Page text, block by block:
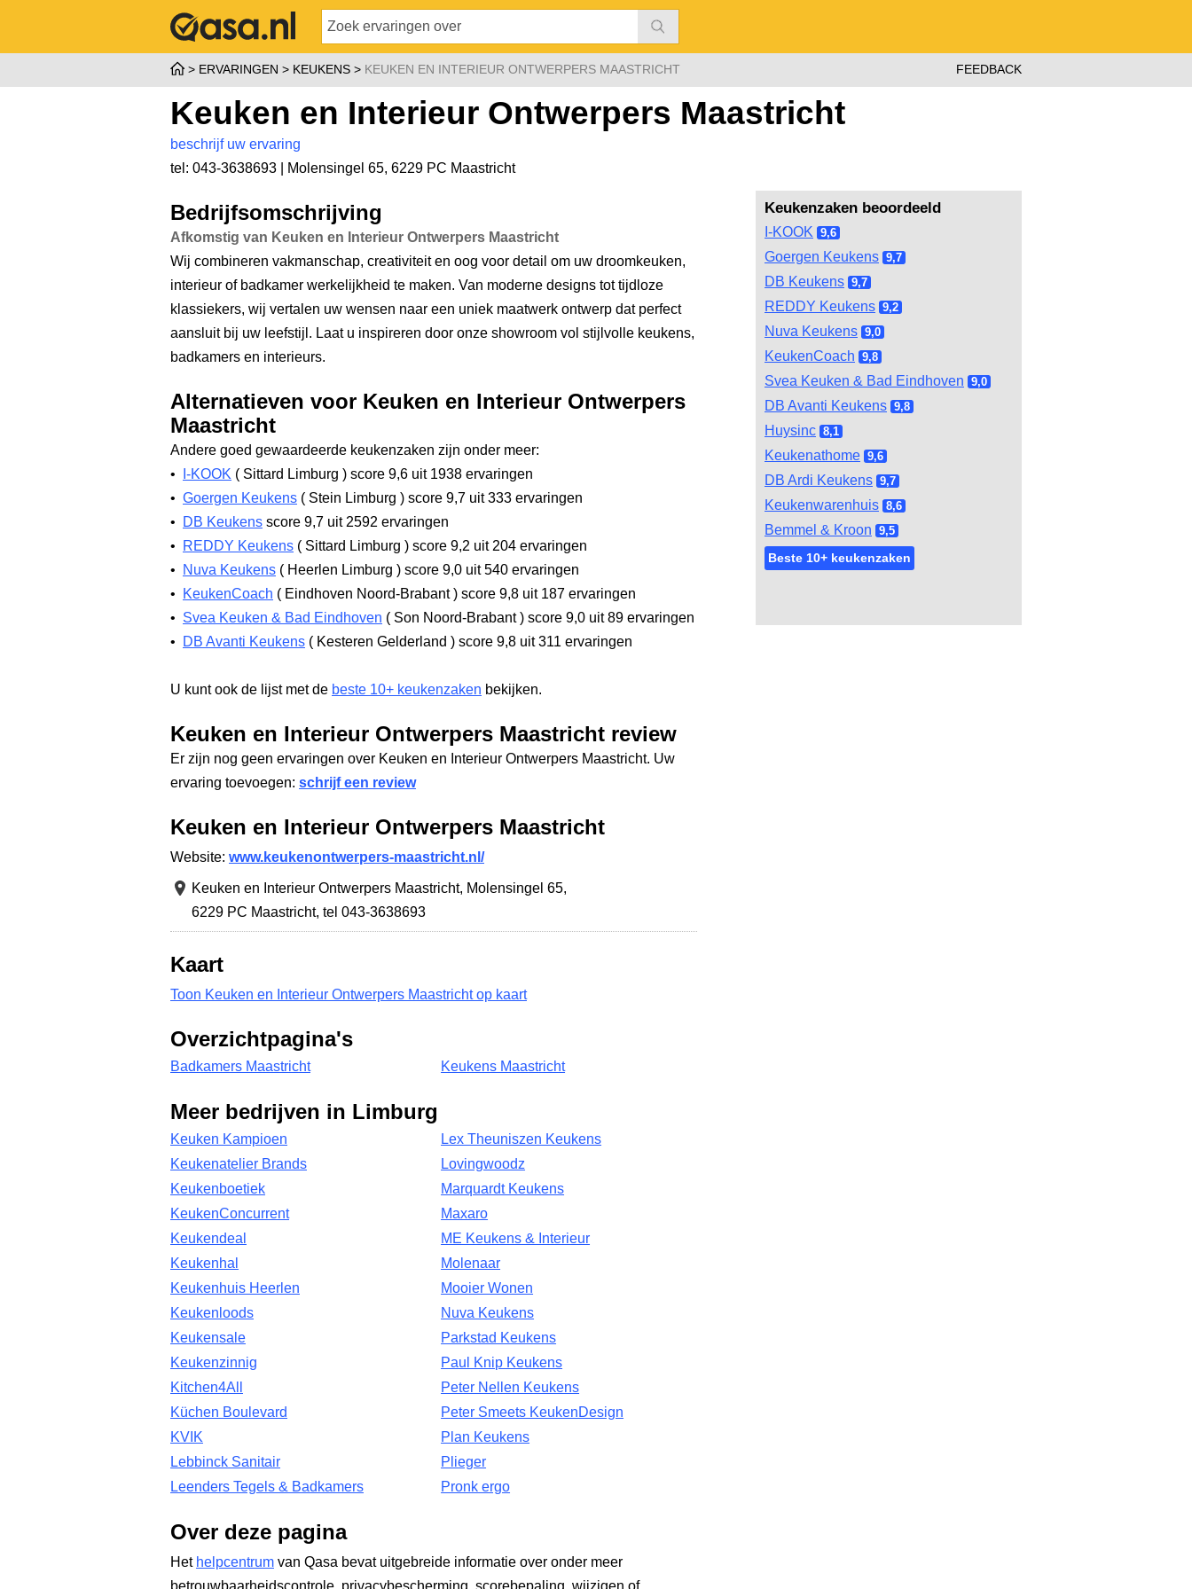
ERVARINGEN KEUKENS KEUKEN EN INTERIEUR ONTWERPERS MAASTRICHT FEEDBACK
Keuken en Interieur Ontwerpers Maastricht
beschrijf uw ervaring
tel: 043-3638693 |
Molensingel 65, 6229 PC Maastricht
Keukenzaken beoordeeld
I-KOOK 9,6
Goergen Keukens 9,7
DB Keukens 9,7
REDDY Keukens 9,2
Nuva Keukens 9,0
KeukenCoach 9,8
Svea Keuken & Bad Eindhoven 9,0
DB Avanti Keukens 9,8
Huysinc 8,1
Keukenathome 9,6
DB Ardi Keukens 9,7
Keukenwarenhuis 8,6
Bemmel & Kroon 9,5
Beste 10+ keukenzaken
Bedrijfsomschrijving
Afkomstig van Keuken en Interieur Ontwerpers Maastricht
Wij combineren vakmanschap, creativiteit en oog voor detail om uw droomkeuken,
interieur of badkamer werkelijkheid te maken. Van moderne designs tot tijdloze
klassiekers, wij vertalen uw wensen naar een uniek maatwerk ontwerp dat perfect
aansluit bij uw leefstijl. Laat u inspireren door onze showroom vol stijlvolle keukens,
badkamers en interieurs.
Alternatieven voor Keuken en Interieur Ontwerpers
Maastricht
Andere goed gewaardeerde keukenzaken zijn onder meer:
•
I-KOOK ( Sittard Limburg ) score 9,6 uit 1938 ervaringen
• Goergen Keukens ( Stein Limburg ) score 9,7 uit 333 ervaringen
•
DB Keukens score 9,7 uit 2592 ervaringen
•
REDDY Keukens ( Sittard Limburg ) score 9,2 uit 204 ervaringen
•
Nuva Keukens ( Heerlen Limburg ) score 9,0 uit 540 ervaringen
•
KeukenCoach ( Eindhoven Noord-Brabant) score 9,8 uit 187 ervaringen
• Svea Keuken & Bad Eindhoven ( Son Noord-Brabant) score 9,0 uit 89 ervaringen
•
DB Avanti Keukens ( Kesteren Gelderland ) score 9,8 uit 311 ervaringen
U kunt ook de lijst met de beste 10+ keukenzaken bekijken.
Keuken en Interieur Ontwerpers Maastricht review
Er zijn nog geen ervaringen over Keuken en Interieur Ontwerpers Maastricht. Uw
ervaring toevoegen: schrijf een review
Keuken en Interieur Ontwerpers Maastricht
Website: www.keukenontwerpers-maastricht.nl/
Keuken en Interieur Ontwerpers Maastricht, Molensingel 65,
6229 PC Maastricht, tel 043-3638693
Kaart
Toon Keuken en Interieur Ontwerpers Maastricht op kaart
Overzichtpagina's
Badkamers Maastricht Keukens Maastricht
Meer bedrijven in Limburg
Keuken Kampioen
Keukenatelier Brands
Keukenboetiek
KeukenConcurrent
Keukendeal
Keukenhal
Keukenhuis Heerlen
Keukenloods
Keukensale
Keukenzinnig
Kitchen4All
Küchen Boulevard
KVIK
Lebbinck Sanitair
Leenders Tegels & Badkamers
Lex Theuniszen Keukens
Lovingwoodz
Marquardt Keukens
Maxaro
ME Keukens & Interieur
Molenaar
Mooier Wonen
Nuva Keukens
Parkstad Keukens
Paul Knip Keukens
Peter Nellen Keukens
Peter Smeets KeukenDesign
Plan Keukens
Plieger
Pronk ergo
Over deze pagina
Het helpcentrum van Qasa bevat uitgebreide informatie over onder meer
betrouwbaarheidscontrole, privacybescherming, scorebepaling, wijzigen of